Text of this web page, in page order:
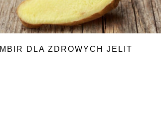
IMBIR DLA ZDROWYCH JELIT